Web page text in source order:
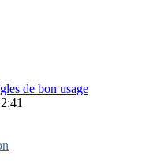
de bon usage